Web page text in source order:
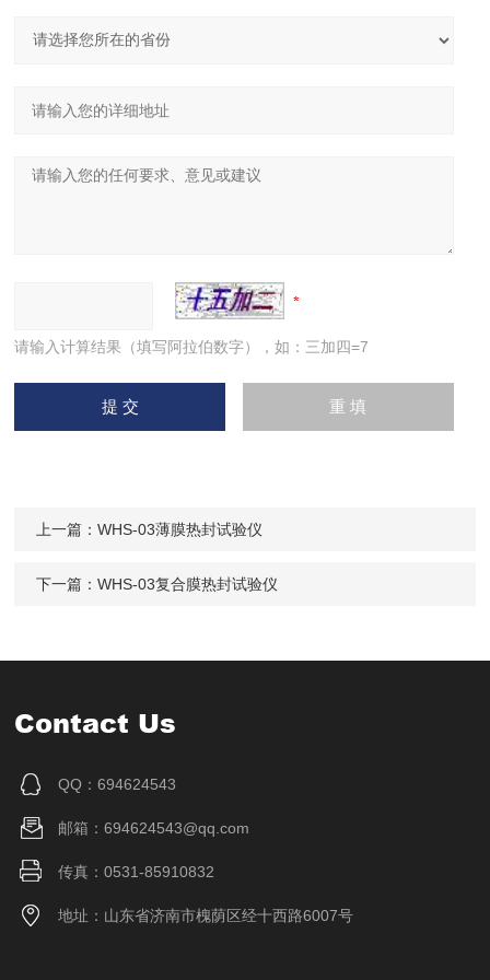
请输入计算结果（填写阿拉伯数字），如：三加四=7
上一篇：WHS-03薄膜热封试验仪
下一篇：WHS-03复合膜热封试验仪
Contact Us
QQ：694624543
邮箱：694624543@qq.com
传真：0531-85910832
地址：山东省济南市槐荫区经十西路6007号